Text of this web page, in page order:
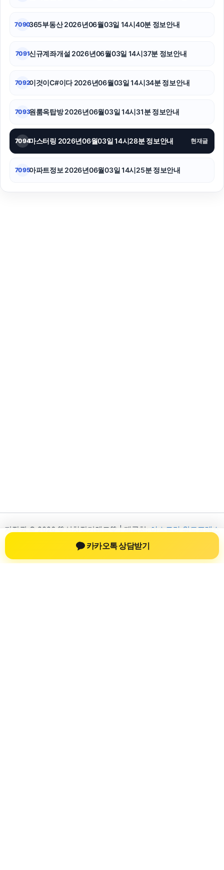
7090365부동산 2026년06월03일 14시40분 정보안내
7091신규계좌개설 2026년06월03일 14시37분 정보안내
7092이것이C#이다 2026년06월03일 14시34분 정보안내
7093원룸옥탑방 2026년06월03일 14시31분 정보안내
7094마스터링 2026년06월03일 14시28분 정보안내 현재글
7095아파트정보 2026년06월03일 14시25분 정보안내
저작권 © 2026 💚신차장기렌트💚 | 제공처:
아스트라 워드프레스
테마
카카오톡 상담받기